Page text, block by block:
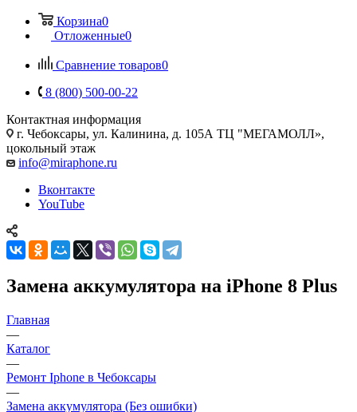
Корзина0
Отложенные0
Сравнение товаров0
8 (800) 500-00-22
Контактная информация
г. Чебоксары, ул. Калинина, д. 105А ТЦ "МЕГАМОЛЛ»,
цокольный этаж
info@miraphone.ru
Вконтакте
YouTube
Замена аккумулятора на iPhone 8 Plus
Главная
—
Каталог
—
Ремонт Iphone в Чебоксары
—
Замена аккумулятора (Без ошибки)